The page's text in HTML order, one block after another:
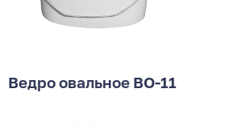
Ведро овальное ВО-11